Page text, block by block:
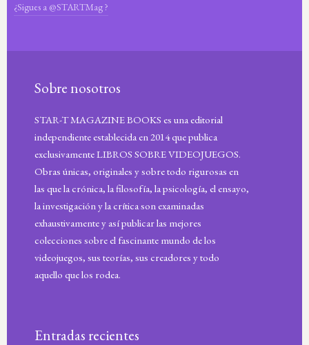
¿Sigues a @STARTMag ?
Sobre nosotros
STAR-T MAGAZINE BOOKS es una editorial
independiente establecida en 2014 que publica
exclusivamente LIBROS SOBRE VIDEOJUEGOS.
Obras únicas, originales y sobre todo rigurosas en
las que la crónica, la filosofía, la psicología, el ensayo,
la investigación y la crítica son examinadas
exhaustivamente y así publicar las mejores
colecciones sobre el fascinante mundo de los
videojuegos, sus teorías, sus creadores y todo
aquello que los rodea.
Entradas recientes